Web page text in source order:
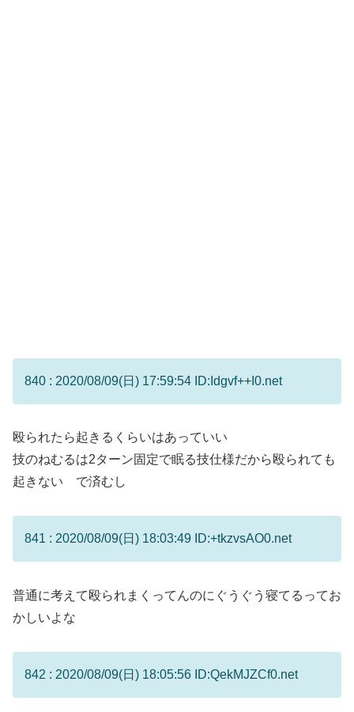
840 : 2020/08/09(日) 17:59:54 ID:Idgvf++I0.net
殴られたら起きるくらいはあっていい
技のねむるは2ターン固定で眠る技仕様だから殴られても
起きない で済むし
841 : 2020/08/09(日) 18:03:49 ID:+tkzvsAO0.net
普通に考えて殴られまくってんのにぐうぐう寝てるってお
かしいよな
842 : 2020/08/09(日) 18:05:56 ID:QekMJZCf0.net